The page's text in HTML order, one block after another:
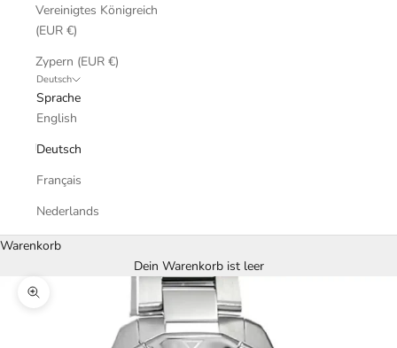
Vereinigtes Königreich
(EUR €)
Zypern (EUR €)
Deutsch
Sprache
English
Deutsch
Français
Nederlands
Warenkorb
Dein Warenkorb ist leer
Bild vergrößern